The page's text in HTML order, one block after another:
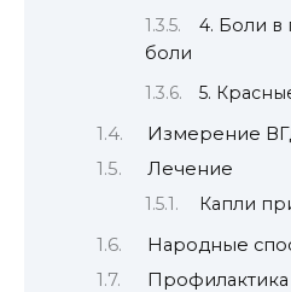
4. Боли в
боли
5.
Измерение
Лечение
Капли
Народные
Профилактика